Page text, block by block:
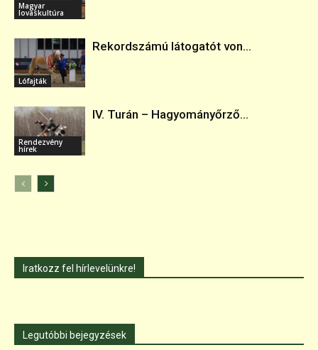
Magyar
lovaskultúra
Lófajták
Rekordszámú látogatót von...
Rendezvény
hírek
IV. Turán – Hagyományőrző...
Iratkozz fel hírlevelünkre!
Legutóbbi bejegyzések